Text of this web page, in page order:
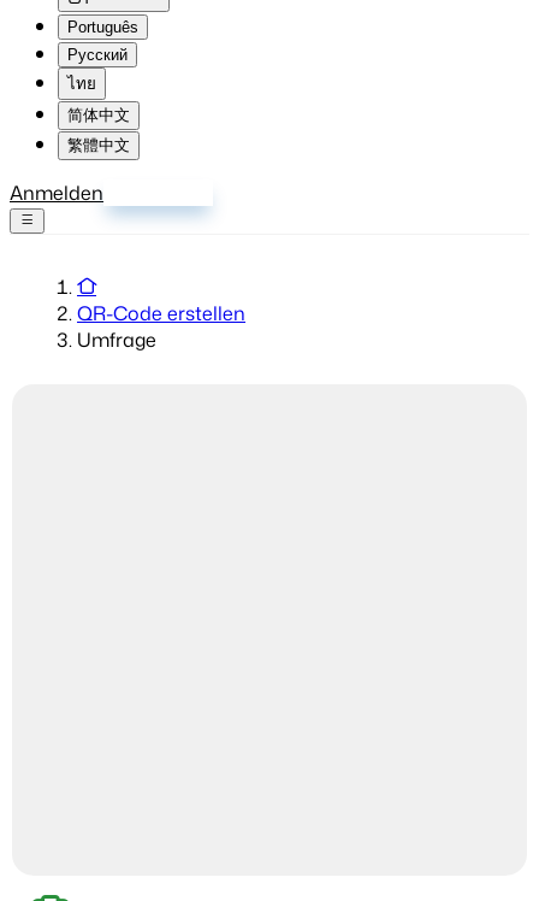
Português
Русский
ไทย
简体中文
繁體中文
Anmelden
QR-Code erstellen
Umfrage